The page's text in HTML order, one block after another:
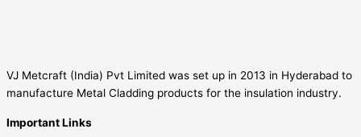
VJ Metcraft (India) Pvt Limited was set up in 2013 in Hyderabad to
manufacture Metal Cladding products for the insulation industry.
Important Links